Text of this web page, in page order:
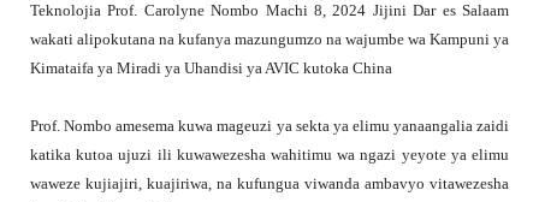
Teknolojia Prof. Carolyne Nombo Machi 8, 2024 Jijini Dar es Salaam
wakati alipokutana na kufanya mazungumzo na wajumbe wa Kampuni ya
Kimataifa ya Miradi ya Uhandisi ya AVIC kutoka China
Prof. Nombo amesema kuwa mageuzi ya sekta ya elimu yanaangalia zaidi
katika kutoa ujuzi ili kuwawezesha wahitimu wa ngazi yeyote ya elimu
waweze kujiajiri, kuajiriwa, na kufungua viwanda ambavyo vitawezesha